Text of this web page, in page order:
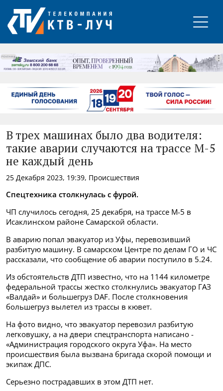
РЕКЛАМА
В трех машинах было два водителя:
такие аварии случаются на трассе М-5
не каждый день
25 Декабря 2023, 19:39, Происшествия
Спецтехника столкнулась с фурой.
ЧП случилось сегодня, 25 декабря, на трассе М-5 в
Исаклинском районе Самарской области.
В аварию попал эвакуатор из Уфы, перевозивший
разбитую машину. В самарском Центре по делам ГО и ЧС
рассказали, что сообщение об аварии поступило в 5.24.
Из обстоятельств ДТП известно, что на 1144 километре
федеральной трассы жестко столкнулись эвакуатор ГАЗ
«Валдай» и большегруз DAF. После столкновения
большегруз вылетел из трассы в кювет.
На фото видно, что эвакуатор перевозил разбитую
легковушку, а на двери спецтранспорта написано -
«Администрация городского округа Уфа». На место
происшествия была вызвана бригада скорой помощи и
экипаж ДПС.
Серьезно пострадавших в этом ДТП нет.